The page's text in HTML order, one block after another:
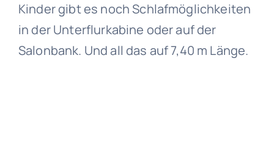
Kinder gibt es noch Schlafmöglichkeiten
in der Unterflurkabine oder auf der
Salonbank. Und all das auf 7,40 m Länge.